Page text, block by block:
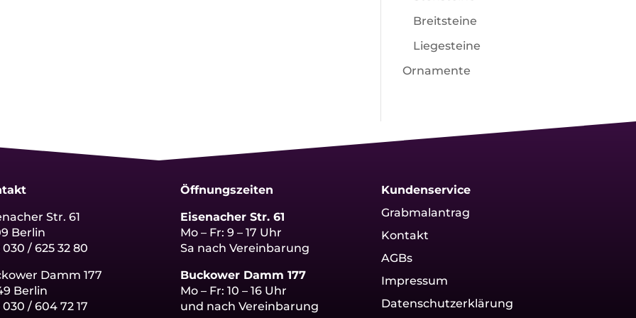
Breitsteine
Liegesteine
Ornamente
Str. 61
Berlin
030 / 625 32 80
Damm 177
Berlin
030 / 604 72 17
Öffnungszeiten
Eisenacher Str. 61
Mo – Fr: 9 – 17 Uhr
Sa nach Vereinbarung
Buckower Damm 177
Mo – Fr: 10 – 16 Uhr
und nach Vereinbarung
Kundenservice
Grabmalantrag
Kontakt
AGBs
Impressum
Datenschutzerklärung